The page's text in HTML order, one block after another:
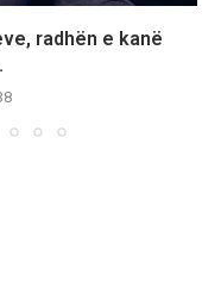
radhën e kanë